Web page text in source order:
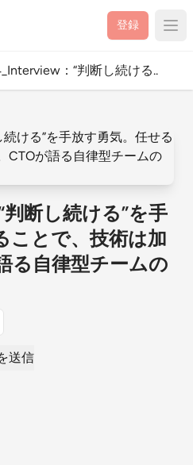
登録
：“判断し続ける..
断し続ける”を手
ことで、技術は加
る自律型チームの
送信